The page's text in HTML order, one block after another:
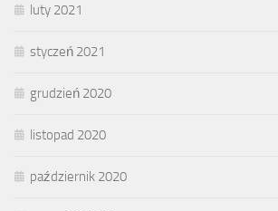
luty 2021
styczeń 2021
grudzień 2020
listopad 2020
październik 2020